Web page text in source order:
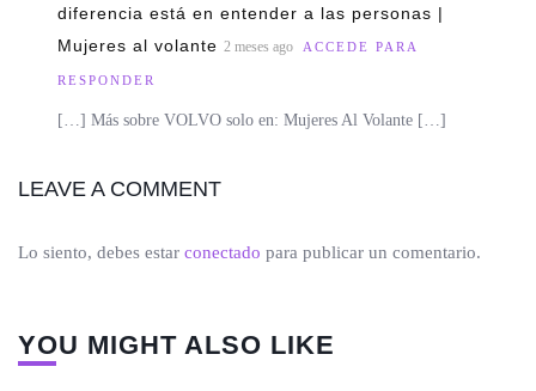
diferencia está en entender a las personas |
Mujeres al volante 2 meses ago ACCEDE PARA
RESPONDER
[…] Más sobre VOLVO solo en: Mujeres Al Volante […]
LEAVE A COMMENT
Lo siento, debes estar conectado para publicar un comentario.
YOU MIGHT ALSO LIKE